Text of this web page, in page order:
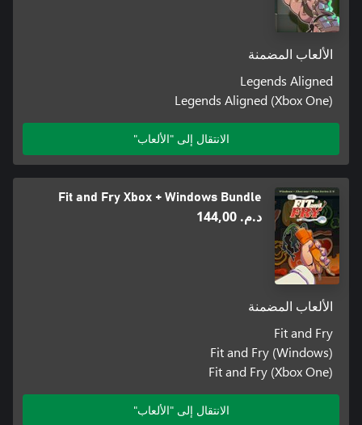
الألعاب المضمنة
Legends Aligned
Legends Aligned (Xbox One)
الانتقال إلى "الألعاب"
Fit and Fry Xbox + Windows Bundle
د.م.‏ 144,00
الألعاب المضمنة
Fit and Fry
Fit and Fry (Windows)
Fit and Fry (Xbox One)
الانتقال إلى "الألعاب"